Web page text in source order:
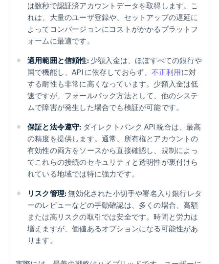
は数秒で認証済アカウントデータを取得します。こ
れは、大量のユーザ登録や、セットアップの遅延に
よってコンバージョンにコストがかかるプラットフ
ォームに最適です。
適用範囲と信頼性: 少額入金は、ほぼすべての銀行や
国で機能し、API に依存しておらず、 不正利用に対
する耐性も非常に高くなっています。少額入金は低
速ですが、フォールバック方法として、他のシステ
ムで障害が発生した場合でも検証が可能です。
保証と法令遵守: ダイレクトバンク API 統合は、最高
の精度を提供します。通常、所有権とアカウントの
有効性の両方をソースから直接確認し、規制によっ
てこれらの接続のセキュリティと透明性が裏付けら
れている地域では特に強力です。
リスク管理: 無効化された小切手や署名入り銀行レタ
ーのレビューなどの手動確認は、多くの場合、高額
または高リスクの取引では安全です。時間と労力は
増えますが、価値あるオプションになる可能性があ
ります。